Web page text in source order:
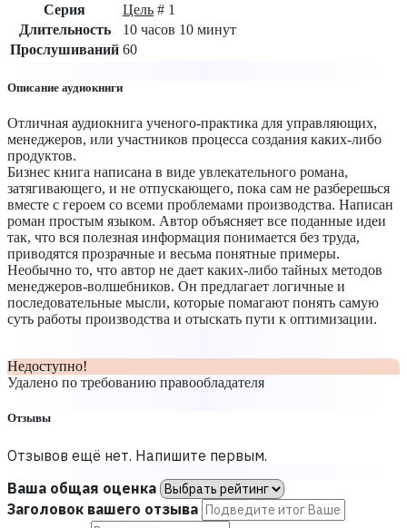
Серия
Цель # 1
Длительность
10 часов 10 минут
Прослушиваний 60
Описание аудиокниги
Отличная аудиокнига ученого-практика для управляющих,
менеджеров, или участников процесса создания каких-либо
продуктов.
Бизнес книга написана в виде увлекательного романа,
затягивающего, и не отпускающего, пока сам не разберешься
вместе с героем со всеми проблемами производства. Написан
роман простым языком. Автор объясняет все поданные идеи
так, что вся полезная информация понимается без труда,
приводятся прозрачные и весьма понятные примеры.
Необычно то, что автор не дает каких-либо тайных методов
менеджеров-волшебников. Он предлагает логичные и
последовательные мысли, которые помагают понять самую
суть работы производства и отыскать пути к оптимизации.
Недоступно!
Удалено по требованию правообладателя
Отзывы
Отзывов ещё нет. Напишите первым.
Ваша общая оценка
Заголовок вашего отзыва